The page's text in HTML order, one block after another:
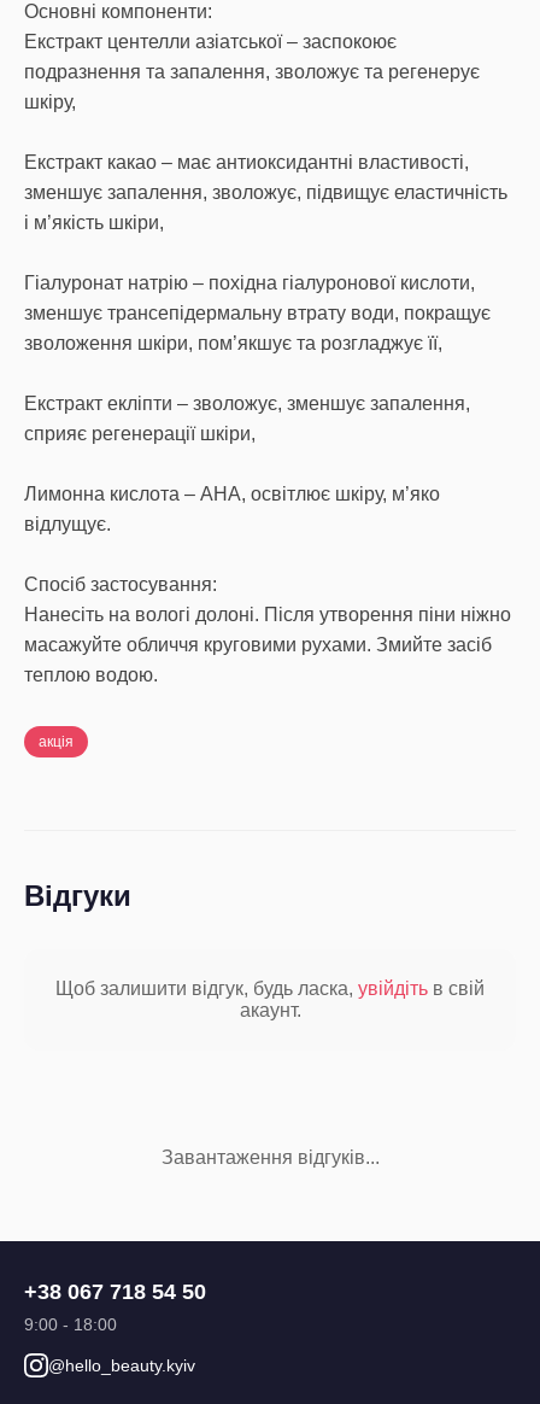
Основні компоненти:
Екстракт центелли азіатської – заспокоює
подразнення та запалення, зволожує та регенерує
шкіру,
Екстракт какао – має антиоксидантні властивості,
зменшує запалення, зволожує, підвищує еластичність
і м’якість шкіри,
Гіалуронат натрію – похідна гіалуронової кислоти,
зменшує трансепідермальну втрату води, покращує
зволоження шкіри, пом’якшує та розгладжує її,
Екстракт екліпти – зволожує, зменшує запалення,
сприяє регенерації шкіри,
Лимонна кислота – AHA, освітлює шкіру, м’яко
відлущує.
Спосіб застосування:
Нанесіть на вологі долоні. Після утворення піни ніжно
масажуйте обличчя круговими рухами. Змийте засіб
теплою водою.
акція
Відгуки
Щоб залишити відгук, будь ласка, увійдіть в свій
акаунт.
Завантаження відгуків...
+38 067 718 54 50
9:00 - 18:00
@hello_beauty.kyiv